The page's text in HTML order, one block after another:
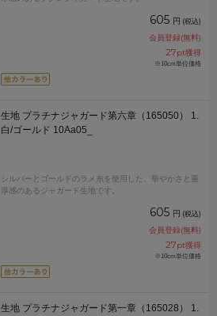
605 円 (税込)
会員登録(無料)
27pt獲得
※10cm単位価格
生地 プラチナジャガード第六章（165050） 1.
白/ゴールド 10Aa05_
シルバーとゴールドのラメ糸を使用した、華やかさと重
厚感のあるジャガード生地です。
605 円 (税込)
会員登録(無料)
27pt獲得
※10cm単位価格
生地 プラチナジャガード第一章（165028） 1.